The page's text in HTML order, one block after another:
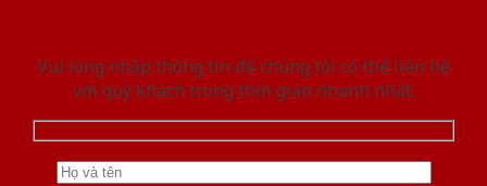
Vui lòng nhập thông tin để chúng tôi có thể liên hệ
với quý khách trong thời gian nhanh nhất.